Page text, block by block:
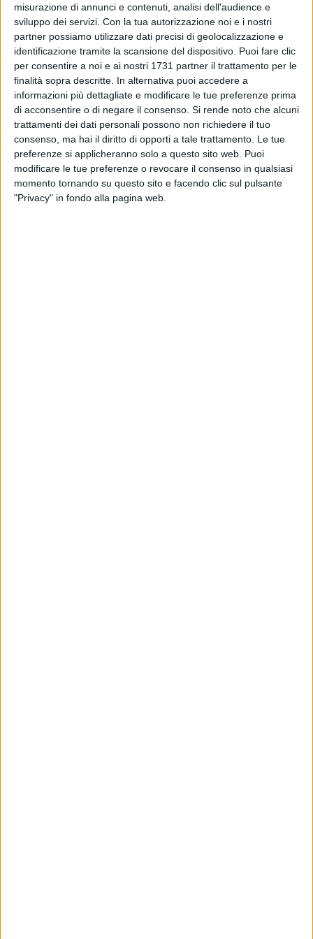
misurazione di annunci e contenuti, analisi dell'audience e
sviluppo dei servizi. Con la tua autorizzazione noi e i nostri
partner possiamo utilizzare dati precisi di geolocalizzazione e
identificazione tramite la scansione del dispositivo. Puoi fare clic
per consentire a noi e ai nostri 1731 partner il trattamento per le
finalità sopra descritte. In alternativa puoi accedere a
informazioni più dettagliate e modificare le tue preferenze prima
di acconsentire o di negare il consenso. Si rende noto che alcuni
trattamenti dei dati personali possono non richiedere il tuo
consenso, ma hai il diritto di opporti a tale trattamento. Le tue
preferenze si applicheranno solo a questo sito web. Puoi
modificare le tue preferenze o revocare il consenso in qualsiasi
momento tornando su questo sito e facendo clic sul pulsante
"Privacy" in fondo alla pagina web.
Gamberemo 2025 - tutte le emozioni Gianluca Battista